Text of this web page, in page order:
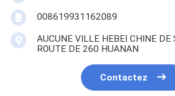
008619931162089
AUCUNE VILLE HEBEI CHINE
ROUTE DE 260 HUANAN
Contactez